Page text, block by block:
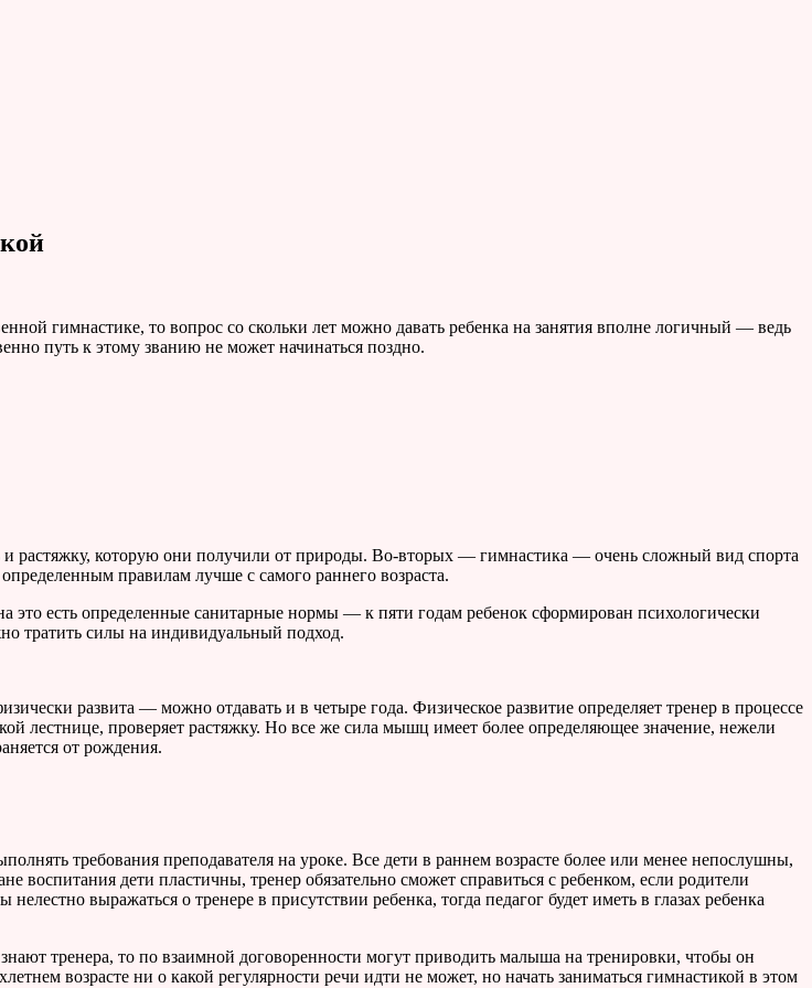
гимнастике, то вопрос со скольки лет можно давать ребенка на занятия вполне логичный — ведь
путь к этому званию не может начинаться поздно.
растяжку, которую они получили от природы. Во-вторых — гимнастика — очень сложный вид спорта
правилам лучше с самого раннего возраста.
есть определенные санитарные нормы — к пяти годам ребенок сформирован психологически
тратить силы на индивидуальный подход.
развита — можно отдавать и в четыре года. Физическое развитие определяет тренер в процессе
лестнице, проверяет растяжку. Но все же сила мышц имеет более определяющее значение, нежели
от рождения.
требования преподавателя на уроке. Все дети в раннем возрасте более или менее непослушны,
воспитания дети пластичны, тренер обязательно сможет справиться с ребенком, если родители
выражаться о тренере в присутствии ребенка, тогда педагог будет иметь в глазах ребенка
тренера, то по взаимной договоренности могут приводить малыша на тренировки, чтобы он
возрасте ни о какой регулярности речи идти не может, но начать заниматься гимнастикой в этом